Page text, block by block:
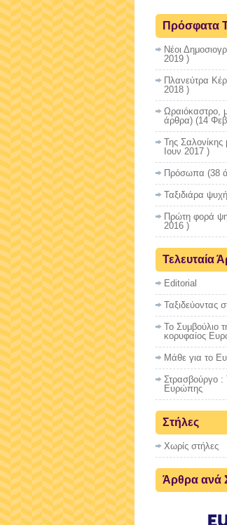
Πρόσφατα
Νέοι
2019 )
Πλανεύτρα
2018 )
Ωραιόκαστρο,
άρθρα) (14
Της
Ιουν 2017 )
Πρόσωπα (38
Ταξιδιάρα ψυχή
Πρώτη φορά
2016 )
Τελευταία
Editorial
Ταξιδεύοντας
Το Συμβούλιο
κορυφαίος
Μάθε για το
Στρασβούργο :
Ευρώπης
Στήλες
Χωρίς στήλες
Άρθρα ανά